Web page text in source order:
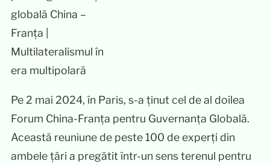
Pe 2 mai 2024, în Paris, s-a ținut cel de al doilea
Forum China-Franța pentru Guvernanța Globală.
Această reuniune de peste 100 de experți din
ambele țări a pregătit într-un sens terenul pentru